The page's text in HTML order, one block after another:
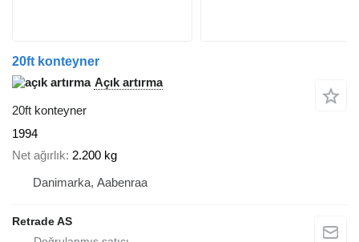
20ft konteyner
Açık artırma
20ft konteyner
1994
Net ağırlık 2.200 kg
Danimarka, Aabenraa
Retrade AS